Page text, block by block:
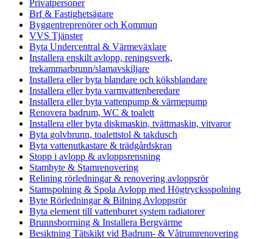
Privatpersoner
Brf & Fastighetsägare
Byggentreprenörer och Kommun
VVS Tjänster
Byta Undercentral & Värmeväxlare
Installera enskilt avlopp, reningsverk,
trekammarbrunn/slamavskiljare
Installera eller byta blandare och köksblandare
Installera eller byta varmvattenberedare
Installera eller byta vattenpump & värmepump
Renovera badrum, WC & toalett
Installera eller byta diskmaskin, tvättmaskin, vitvaror
Byta golvbrunn, toalettstol & takdusch
Byta vattenutkastare & trädgårdskran
Stopp i avlopp & avloppsrensning
Stambyte & Stamrenovering
Relining rörledningar & renovering avloppsrör
Stamspolning & Spola Avlopp med Högtrycksspolning
Byte Rörledningar & Bilning Avloppsrör
Byta element till vattenburet system radiatorer
Brunnsborrning & Installera Bergvärme
Besiktning Tätskikt vid Badrum- & Våtrumrenovering